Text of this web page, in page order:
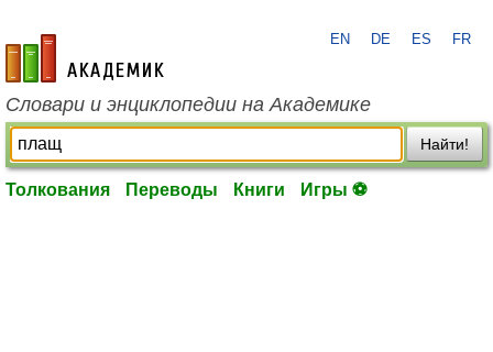
academic.ru
EN DE ES FR
Словари и энциклопедии на Академике
Найти!
Толкования Переводы Книги Игры ⚽